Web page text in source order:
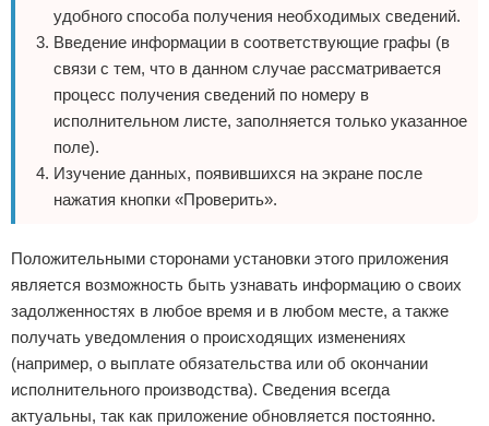
удобного способа получения необходимых сведений.
Введение информации в соответствующие графы (в
связи с тем, что в данном случае рассматривается
процесс получения сведений по номеру в
исполнительном листе, заполняется только указанное
поле).
Изучение данных, появившихся на экране после
нажатия кнопки «Проверить».
Положительными сторонами установки этого приложения
является возможность быть узнавать информацию о своих
задолженностях в любое время и в любом месте, а также
получать уведомления о происходящих изменениях
(например, о выплате обязательства или об окончании
исполнительного производства). Сведения всегда
актуальны, так как приложение обновляется постоянно.